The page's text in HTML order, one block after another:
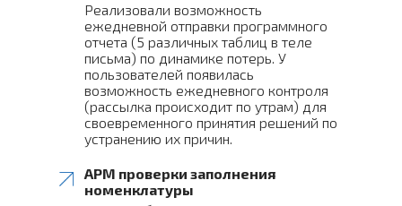
Реализовали возможность
ежедневной отправки программного
отчета (5 различных таблиц в теле
письма) по динамике потерь. У
пользователей появилась
возможность ежедневного контроля
(рассылка происходит по утрам) для
своевременного принятия решений по
устранению их причин.
АРМ проверки заполнения
номенклатуры